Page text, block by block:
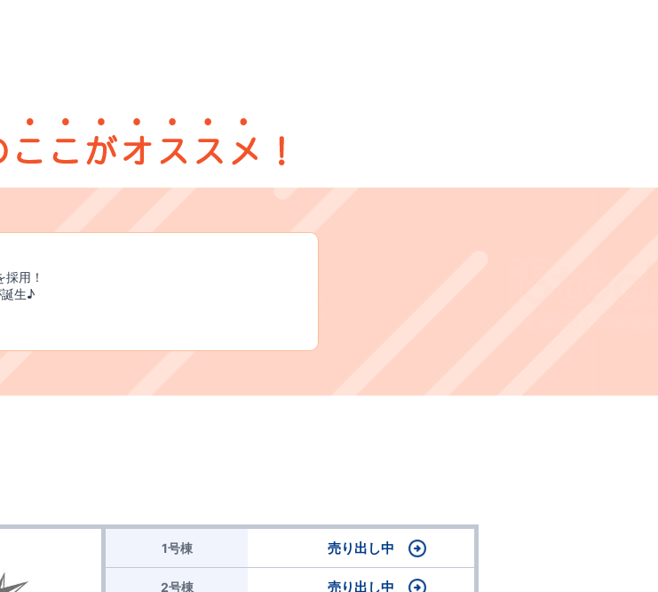
用！
生♪
1号棟 売り出し中
2号棟 売り出し中